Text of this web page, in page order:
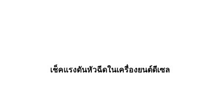
เช็คแรงดันหัวฉีดในเครื่องยนต์ดีเซล